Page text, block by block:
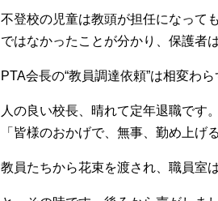
不登校の児童は教頭が担任になって
ではなかったことが分かり、保護者
PTA会長の“教員調達依頼”は相変わら
人の良い校長、晴れて定年退職です
「皆様のおかげで、無事、勤め上げ
教員たちから花束を渡され、職員室